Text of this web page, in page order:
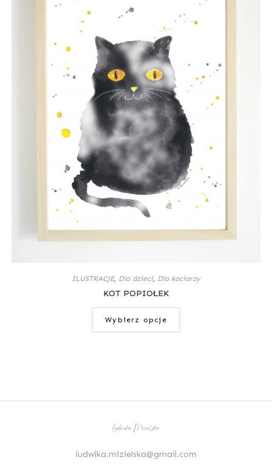
ILUSTRACJE, Dla dzieci, Dla kociarzy
KOT POPIOŁEK
Wybierz opcje
ludwika.mizielska@gmail.com